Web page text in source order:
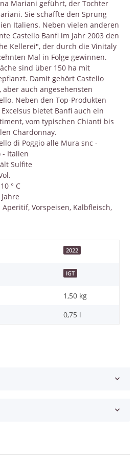
Mariani geführt, der Tochter
Sie schaffte den Sprung
Italiens. Neben vielen anderen
Castello Banfi im Jahr 2003 den
Kellerei", der durch die Vinitaly
Mal in Folge gewinnen.
sind über 150 ha mit
Damit gehört Castello
auch angesehensten
Neben den Top-Produkten
bietet Banfi auch ein
vom typischen Chianti bis
Chardonnay.
di Poggio alle Mura snc -
- Italien
Sulfite
° C
Aperitif, Vorspeisen, Kalbfleisch,
2022
IGT
1,50 kg
0,75 l